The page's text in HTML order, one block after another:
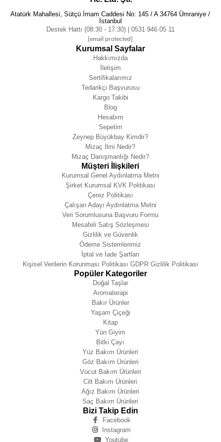
Atatürk Mahallesi, Sütçü İmam Caddesi No: 145 / A 34764 Ümraniye /
İstanbul
Destek Hattı (08:30 - 17:30) | 0531 946 05 11
[email protected]
Kurumsal Sayfalar
Hakkımızda
İletişim
Sertifikalarımız
Tedarikçi Başvurusu
Kargo Takibi
Blog
Hesabım
Sepetim
Zeynep Büyükbay Kimdir?
Mizaç İlmi Nedir?
Mizaç Danışmanlığı Nedir?
Müşteri İlişkileri
Kurumsal Genel Aydınlatma Metni
Şirket Kurumsal KVK Politikası
Çerez Politikası
Çalışan Adayı Aydınlatma Metni
Veri Sorumlusuna Başvuru Formu
Mesafeli Satış Sözleşmesi
Gizlilik ve Güvenlik
Ödeme Sistemlerimiz
İptal ve İade Şartları
Kişisel Verilerin Korunması Politikası GDPR Gizlilik Politikası
Popüler Kategoriler
Doğal Taşlar
Aromaterapi
Bakır Ürünler
Yaşam Çiçeği
Kitap
Yün Giyim
Bitki Çayı
Yüz Bakım Ürünleri
Göz Bakım Ürünleri
Vücut Bakım Ürünleri
Cilt Bakım Ürünleri
Ağız Bakım Ürünleri
Saç Bakım Ürünleri
Bizi Takip Edin
Facebook
Instagram
Youtube